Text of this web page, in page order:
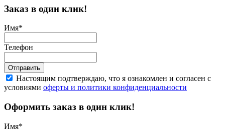
Заказ в один клик!
Имя*
Телефон
Отправить
Настоящим подтверждаю, что я ознакомлен и согласен с
условиями оферты и политики конфиденциальности
Оформить заказ в один клик!
Имя*